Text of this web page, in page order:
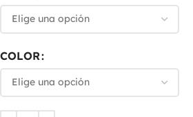
COLOR